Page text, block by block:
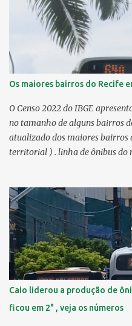
Os maiores bairros do Recife
O Censo 2022 do IBGE
no tamanho de alguns bairros
atualizado dos maiores bairros
territorial ) . linha de ônibus do
Curado 7,98 km² 5º Boa
km² 6º Imbiribeira 6,65 km² >
6,29 km² 8º Dois Irmãos 5,85
4,33 km² > no Censo 2010 :
Censo 2010: 4,26 km² 12º
3,80 km² 14º Afogados 3,69 km²
3,26 km² 17º Dois Unidos 3,12
Caio liderou a produção de
ficou em 2° , veja os números